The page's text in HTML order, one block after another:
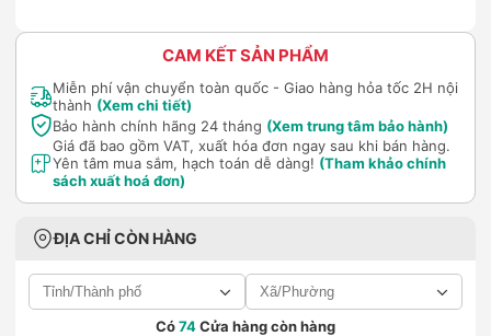
CAM KẾT SẢN PHẨM
Miễn phí vận chuyển toàn quốc - Giao hàng hỏa tốc 2H nội
thành (Xem chi tiết)
Bảo hành chính hãng 24 tháng (Xem trung tâm bảo hành)
Giá đã bao gồm VAT, xuất hóa đơn ngay sau khi bán hàng.
Yên tâm mua sắm, hạch toán dễ dàng! (Tham khảo chính
sách xuất hoá đơn)
ĐỊA CHỈ CÒN HÀNG
Có74Cửa hàng còn hàng